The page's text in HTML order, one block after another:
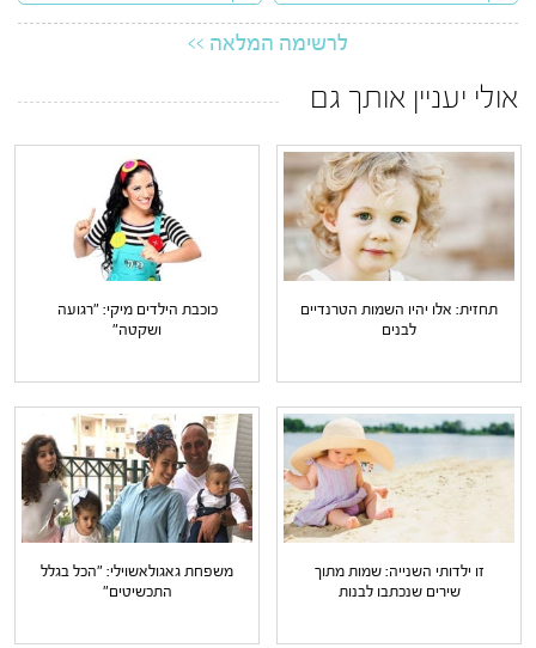
לרשימה המלאה >>
אולי יעניין אותך גם
תחזית: אלו יהיו השמות הטרנדיים
לבנים
כוכבת הילדים מיקי: "רגועה
ושקטה"
זו ילדותי השנייה: שמות מתוך
שירים שנכתבו לבנות
משפחת גאגולאשוילי: "הכל בגלל
התכשיטים"